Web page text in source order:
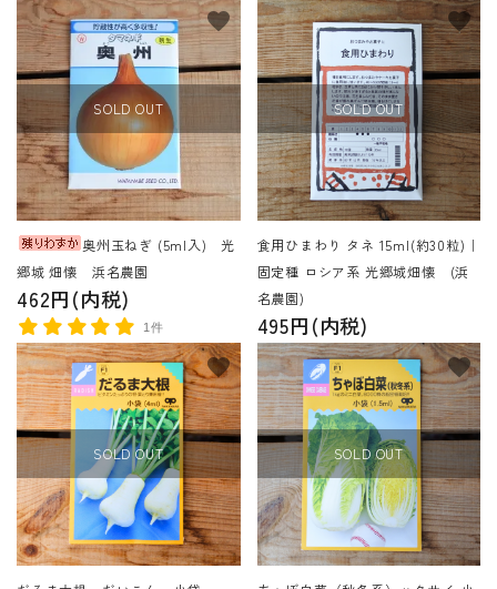
SOLD OUT
奥州玉ねぎ (5ml入) 光
郷城 畑懐 浜名農園
462円(内税)
1件
favorite
SOLD OUT
食用ひまわり タネ 15ml(約30粒)｜
固定種 ロシア系 光郷城畑懐 (浜
名農園)
495円(内税)
favorite
SOLD OUT
favorite
SOLD OUT
favorite